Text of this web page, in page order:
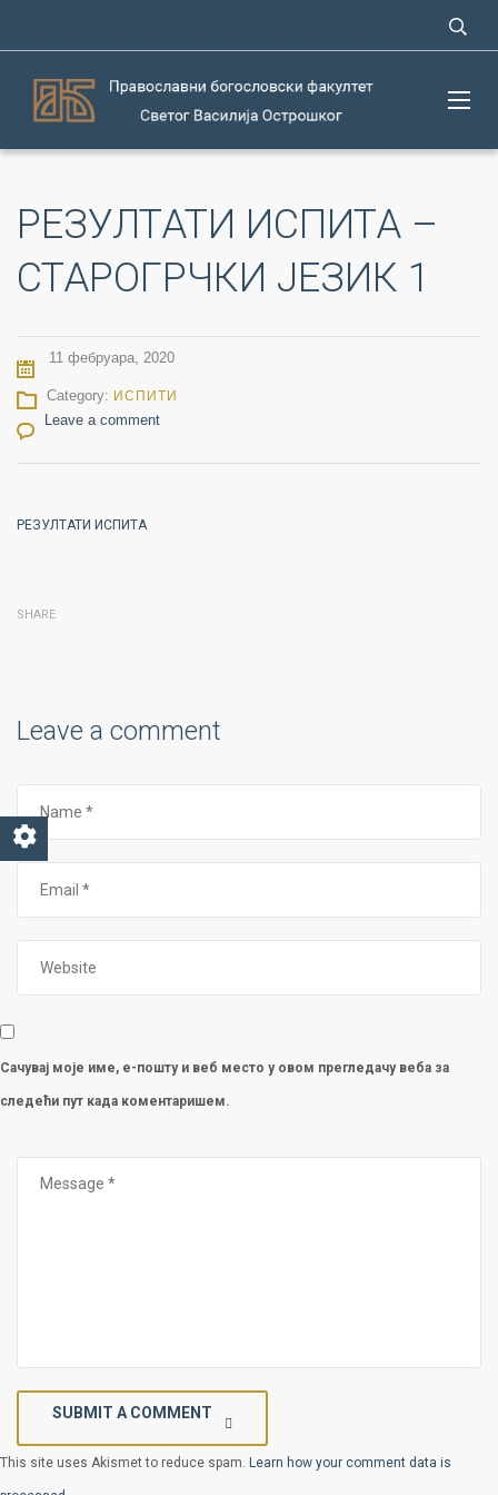
РЕЗУЛТАТИ ИСПИТА –
СТАРОГРЧКИ ЈЕЗИК 1
11 фебруара, 2020
Category: ИСПИТИ
Leave a comment
РЕЗУЛТАТИ ИСПИТА
SHARE
Leave a comment
Сачувај моје име, е-пошту и веб место у овом прегледачу веба за
следећи пут када коментаришем.
SUBMIT A COMMENT
This site uses Akismet to reduce spam. Learn how your comment data is